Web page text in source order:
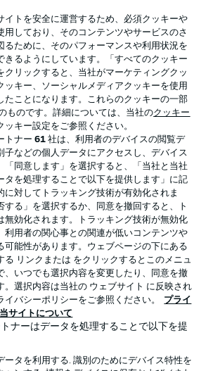
ポリシー 優先設定を管理する
放送局
選手
いて
イトを安全に運営するため、必須クッキーや
用しており、そのコンテンツやサービスのさ
るために、そのパフォーマンスや利用状況を
きるようにしています。「すべてのクッキー
クリックすると、当社がマーケティングクッ
ッキー、ソーシャルメディアクッキーを使用
たことになります。これらのクッキーの一部
ものです。詳細については、当社のクッキー
ッキー設定をご参照ください。
トナー61 社は、利用者のデバイスの閲覧デ
子などの個人データにアクセスし、デバイス
「同意します」を選択すると、「当社と当社
タを処理することで以下を提供します」に記
に対してトラッキング技術が有効化されま
する」を選択するか、同意を撤回すると、ト
無効化されます。トラッキング技術が無効化
利用者の関心事との関連が低いコンテンツや
可能性があります。ウェブページの下にある
る リンクまたは をクリックするとこのメニュ
、いつでも選択内容を変更したり、同意を撤
。選択内容は当社の ウェブサイト に反映され
イバシーポリシーをご参照ください。
プライ
当サイトについて
ナーはデータを処理することで以下を提
ータを利用する. 識別のためにデバイス特性を